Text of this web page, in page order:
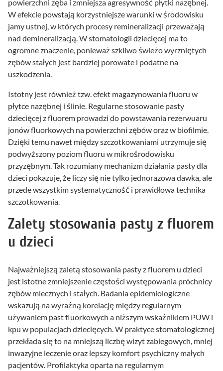
powierzchni zęba i zmniejsza agresywność płytki nazębnej.
W efekcie powstają korzystniejsze warunki w środowisku
jamy ustnej, w których procesy remineralizacji przeważają
nad demineralizacją. W stomatologii dziecięcej ma to
ogromne znaczenie, ponieważ szkliwo świeżo wyrzniętych
zębów stałych jest bardziej porowate i podatne na
uszkodzenia.
Istotny jest również tzw. efekt magazynowania fluoru w
płytce nazębnej i ślinie. Regularne stosowanie pasty
dziecięcej z fluorem prowadzi do powstawania rezerwuaru
jonów fluorkowych na powierzchni zębów oraz w biofilmie.
Dzięki temu nawet między szczotkowaniami utrzymuje się
podwyższony poziom fluoru w mikrośrodowisku
przyzębnym. Tak rozumiany mechanizm działania pasty dla
dzieci pokazuje, że liczy się nie tylko jednorazowa dawka, ale
przede wszystkim systematyczność i prawidłowa technika
szczotkowania.
Zalety stosowania pasty z fluorem
u dzieci
Najważniejszą zaletą stosowania pasty z fluorem u dzieci
jest istotne zmniejszenie częstości występowania próchnicy
zębów mlecznych i stałych. Badania epidemiologiczne
wskazują na wyraźną korelację między regularnym
używaniem past fluorkowych a niższym wskaźnikiem PUW i
kpu w populacjach dziecięcych. W praktyce stomatologicznej
przekłada się to na mniejszą liczbę wizyt zabiegowych, mniej
inwazyjne leczenie oraz lepszy komfort psychiczny małych
pacjentów. Profilaktyka oparta na regularnym